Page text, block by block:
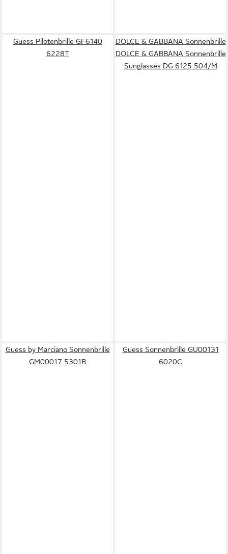
Guess Pilotenbrille GF6140
6228T
DOLCE & GABBANA Sonnenbrille
DOLCE & GABBANA Sonnenbrille
Sunglasses DG 6125 504/M
Guess by Marciano Sonnenbrille
GM00017 5301B
Guess Sonnenbrille GU00131
6020C